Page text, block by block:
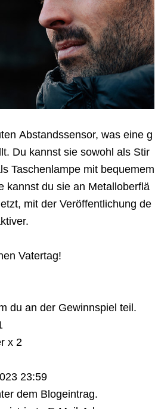
Abstandssensor, was eine g
Du kannst sie sowohl als Stir
Taschenlampe mit bequemem
kannst du sie an Metalloberflä
mit der Veröffentlichung de
Vatertag!
du an der Gewinnspiel teil.
x 2
23:59
dem Blogeintrag.